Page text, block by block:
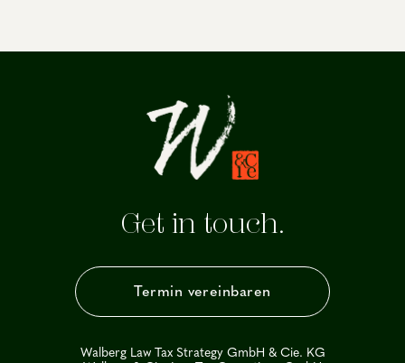
Get in touch.
Termin vereinbaren
Walberg Law Tax Strategy GmbH & Cie. KG